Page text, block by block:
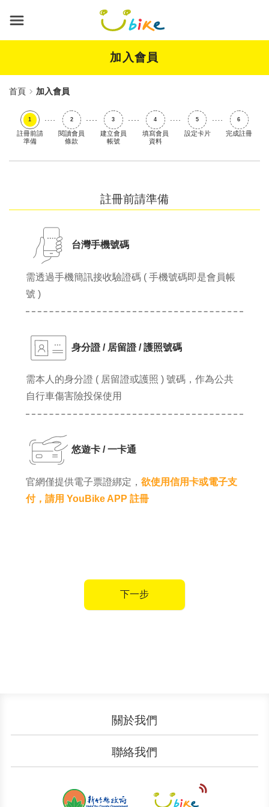
要
加入會員
首頁 加入會員
註冊前請
準備
閱讀會員
條款
建立會員
帳號
填寫會員
資料
設定卡片 完成註冊
註冊前請準備
台灣手機號碼
需透過手機簡訊接收驗證碼 ( 手機號碼即是會員帳
號 )
身分證 / 居留證 / 護照號碼
需本人的身分證 ( 居留證或護照 ) 號碼，作為公共
自行車傷害險投保使用
悠遊卡 / 一卡通
官網僅提供電子票證綁定，欲使用信用卡或電子支
付，請用 YouBike APP 註冊
下一步
關於我們
加入我們
聯絡我們